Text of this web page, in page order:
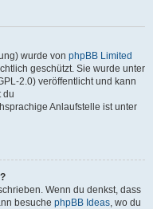
wurde von phpBB Limited
geschützt. Sie wurde unter
2.0) veröffentlicht und kann
du
Anlaufstelle ist unter
Wenn du denkst, dass
besuche phpBB Ideas, wo du